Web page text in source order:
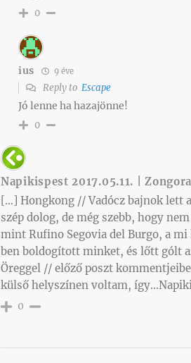
0
ius 9 éve
Reply to Escape
Jó lenne ha hazajönne!
0
Napikispest 2017.05.11. |
[…] Hongkong // Vadócz bajnok lett
szép dolog, de még szebb, hogy
mint Rufino Segovia del Burgo, a
ben boldogított minket, és lőtt gólt
Öreggel // előző poszt
külső helyszínen voltam,
0